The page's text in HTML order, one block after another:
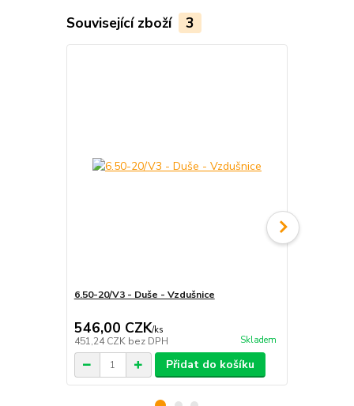
Související zboží 3
6.50-20/V3 - Duše - Vzdušnice
546,00 CZK/ks
451,24 CZK bez DPH Skladem
Přidat do košíku